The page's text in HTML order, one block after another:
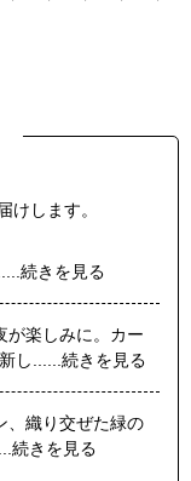
けします。
続きを見る
が楽しみに。カー
し......続きを見る
、織り交ぜた緑の
続きを見る